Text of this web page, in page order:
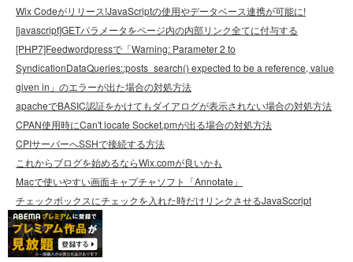
Wix Codeがリリース!JavaScriptの使用やデータベース連携が可能に!
[javascript]GETパラメータをページ内の内部リンク全てに付与する
[PHP7]Feedwordpressで「Warning: Parameter 2 to
SyndicationDataQueries::posts_search() expected to be a reference, value
given in」のエラーが出た場合の対処方法
apacheでBASIC認証をかけてもダイアログが表示されない場合の対処方法
CPAN使用時にCan't locate Socket.pmが出る場合の対処方法
CPIサーバーへSSHで接続する方法
これからブログを始めるならWix.comが良いかも
Macで使いやすい画面キャプチャソフト「Annotate」
チェックボックスにチェックを入れた時だけリンクさせるJavaSccript